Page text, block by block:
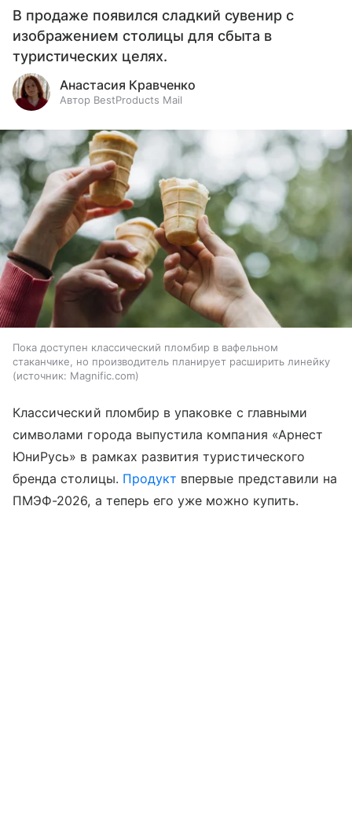
В продаже появился сладкий сувенир с
изображением столицы для сбыта в
туристических целях.
Анастасия Кравченко
Автор BestProducts Mail
Пока доступен классический пломбир в вафельном
стаканчике, но производитель планирует расширить линейку
источник: Magnific.com
Классический пломбир в упаковке с главными
символами города выпустила компания «Арнест
ЮниРусь» в рамках развития туристического
бренда столицы. Продукт впервые представили на
ПМЭФ-2026, а теперь его уже можно купить.